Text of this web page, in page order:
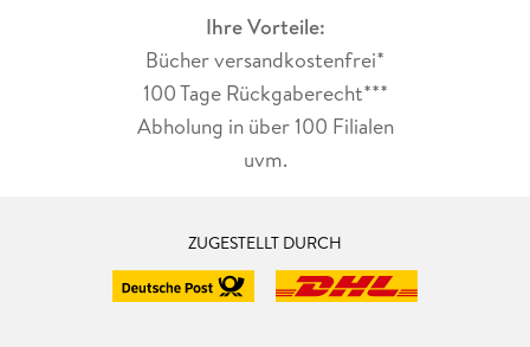
Ihre Vorteile:
Bücher versandkostenfrei*
100 Tage Rückgaberecht***
Abholung in über 100 Filialen
uvm.
ZUGESTELLT DURCH